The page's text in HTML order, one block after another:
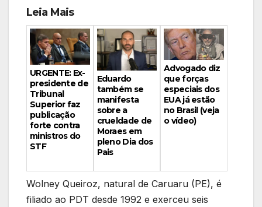
Leia Mais
URGENTE: Ex-
presidente de
Tribunal
Superior faz
publicação
forte contra
ministros do
STF
Eduardo
também se
manifesta
sobre a
crueldade de
Moraes em
pleno Dia dos
Pais
Advogado diz
que forças
especiais dos
EUA já estão
no Brasil (veja
o vídeo)
Wolney Queiroz, natural de Caruaru (PE), é
filiado ao PDT desde 1992 e exerceu seis